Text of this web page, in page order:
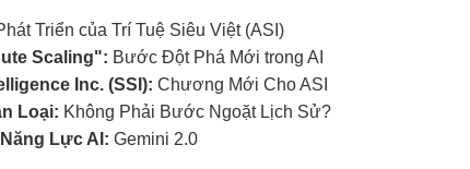
Triển của Trí Tuệ Siêu Việt (ASI)
Scaling": Bước Đột Phá Mới trong AI
Inc. (SSI): Chương Mới Cho ASI
Loại: Không Phải Bước Ngoặt Lịch Sử?
Lực AI: Gemini 2.0